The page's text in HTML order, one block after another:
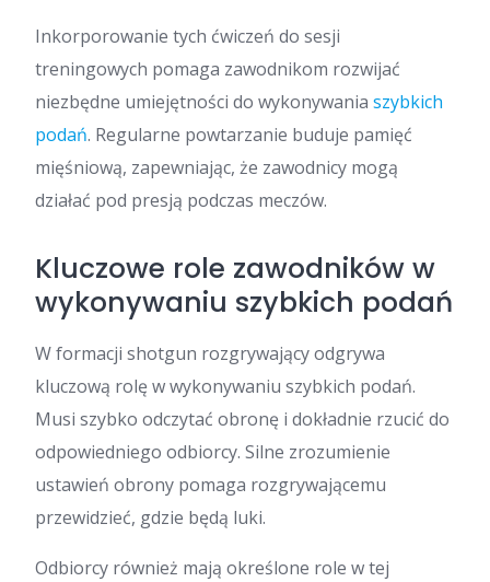
Inkorporowanie tych ćwiczeń do sesji
treningowych pomaga zawodnikom rozwijać
niezbędne umiejętności do wykonywania szybkich
podań. Regularne powtarzanie buduje pamięć
mięśniową, zapewniając, że zawodnicy mogą
działać pod presją podczas meczów.
Kluczowe role zawodników w
wykonywaniu szybkich podań
W formacji shotgun rozgrywający odgrywa
kluczową rolę w wykonywaniu szybkich podań.
Musi szybko odczytać obronę i dokładnie rzucić do
odpowiedniego odbiorcy. Silne zrozumienie
ustawień obrony pomaga rozgrywającemu
przewidzieć, gdzie będą luki.
Odbiorcy również mają określone role w tej